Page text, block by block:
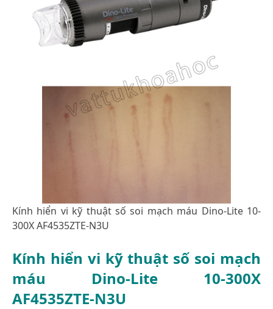
Kính hiển vi kỹ thuật số soi mạch máu Dino-Lite 10-
300X AF4535ZTE-N3U
Kính hiển vi kỹ thuật số soi mạch
máu Dino-Lite 10-300X
AF4535ZTE-N3U